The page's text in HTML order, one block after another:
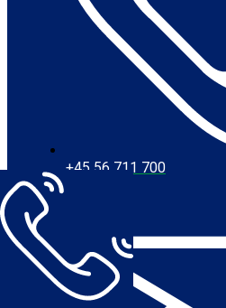
+45 56 711 700